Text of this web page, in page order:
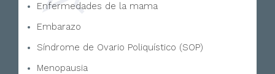
Enfermedades de la mama
Embarazo
Síndrome de Ovario Poliquístico (SOP)
Menopausia